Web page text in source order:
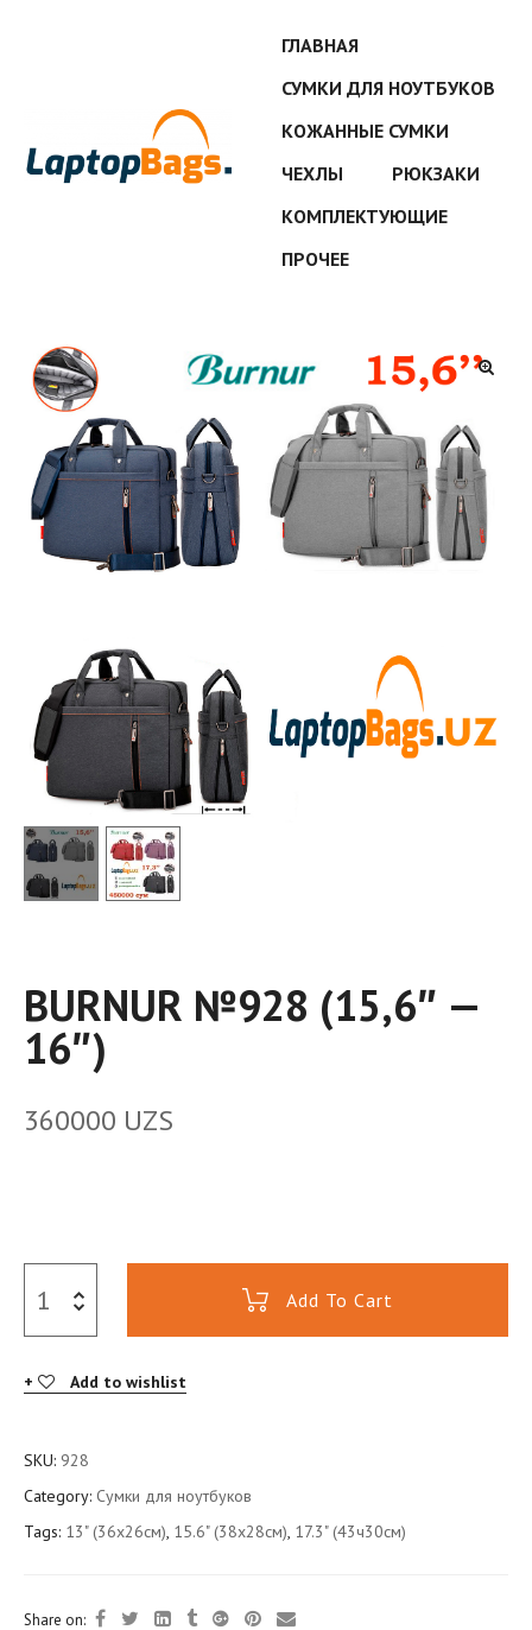
ГЛАВНАЯ
СУМКИ ДЛЯ НОУТБУКОВ
КОЖАННЫЕ СУМКИ
ЧЕХЛЫ
РЮКЗАКИ
КОМПЛЕКТУЮЩИЕ
ПРОЧЕЕ
BURNUR №928 (15,6″ —
16″)
360000 UZS
Add To Cart
Add to wishlist
SKU: 928
Category: Сумки для ноутбуков
Tags: 13" (36x26см), 15.6" (38x28см), 17.3" (43ч30см)
Share on: